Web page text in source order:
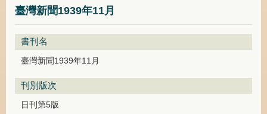
臺灣新聞1939年11月
書刊名
臺灣新聞1939年11月
刊別版次
日刊第5版